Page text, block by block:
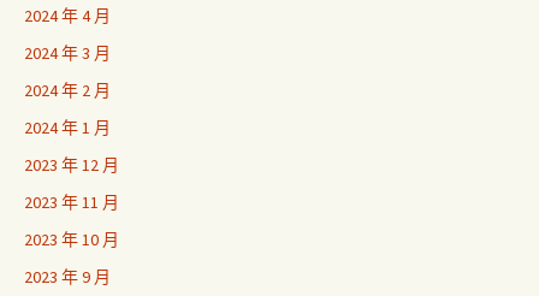
2024 年 4 月
2024 年 3 月
2024 年 2 月
2024 年 1 月
2023 年 12 月
2023 年 11 月
2023 年 10 月
2023 年 9 月